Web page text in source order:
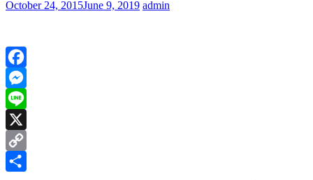
October 24, 2015June 9, 2019 admin
Facebook
Messenger
Line
X
Copy